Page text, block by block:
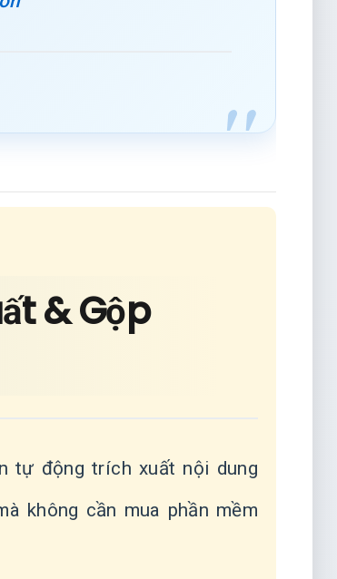
& Gộp
tự động trích xuất nội dung
không cần mua phần mềm